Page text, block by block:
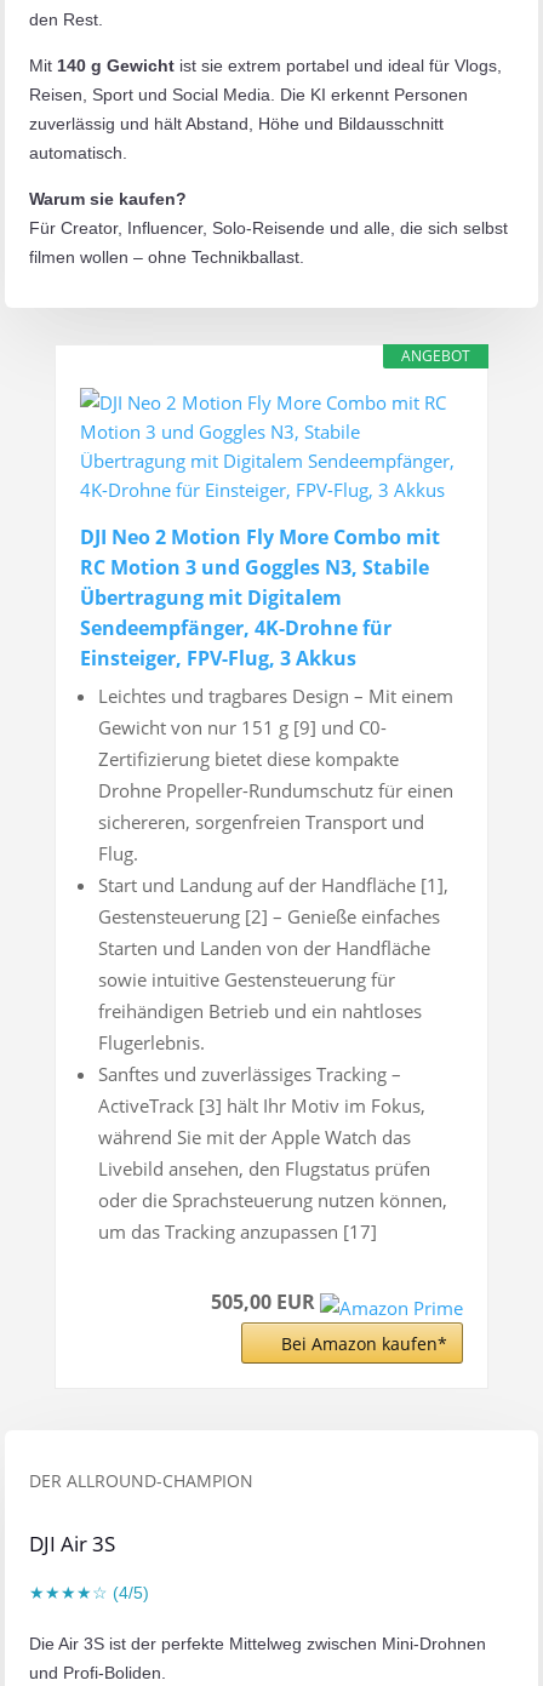
den Rest.
Mit140 g Gewicht ist sie extrem portabel und ideal für Vlogs,
Reisen, Sport und Social Media. Die KI erkennt Personen
zuverlässig und hält Abstand, Höhe und Bildausschnitt
automatisch.
Warum sie kaufen?
Für Creator, Influencer, Solo-Reisende und alle, die sich selbst
filmen wollen – ohne Technikballast.
ANGEBOT
DJI Neo 2 Motion Fly More Combo mit
RC Motion 3 und Goggles N3, Stabile
Übertragung mit Digitalem
Sendeempfänger, 4K-Drohne für
Einsteiger, FPV-Flug, 3 Akkus
Leichtes und tragbares Design – Mit einem
Gewicht von nur 151 g [9] und C0-
Zertifizierung bietet diese kompakte
Drohne Propeller-Rundumschutz für einen
sichereren, sorgenfreien Transport und
Flug.
Start und Landung auf der Handfläche [1],
Gestensteuerung [2] – Genieße einfaches
Starten und Landen von der Handfläche
sowie intuitive Gestensteuerung für
freihändigen Betrieb und ein nahtloses
Flugerlebnis.
Sanftes und zuverlässiges Tracking –
ActiveTrack [3] hält Ihr Motiv im Fokus,
während Sie mit der Apple Watch das
Livebild ansehen, den Flugstatus prüfen
oder die Sprachsteuerung nutzen können,
um das Tracking anzupassen [17]
505,00 EUR
Bei Amazon kaufen*
DER ALLROUND-CHAMPION
DJI Air 3S
★★★★☆ (4/5)
Die Air 3S ist der perfekte Mittelweg zwischen Mini-Drohnen
und Profi-Boliden.